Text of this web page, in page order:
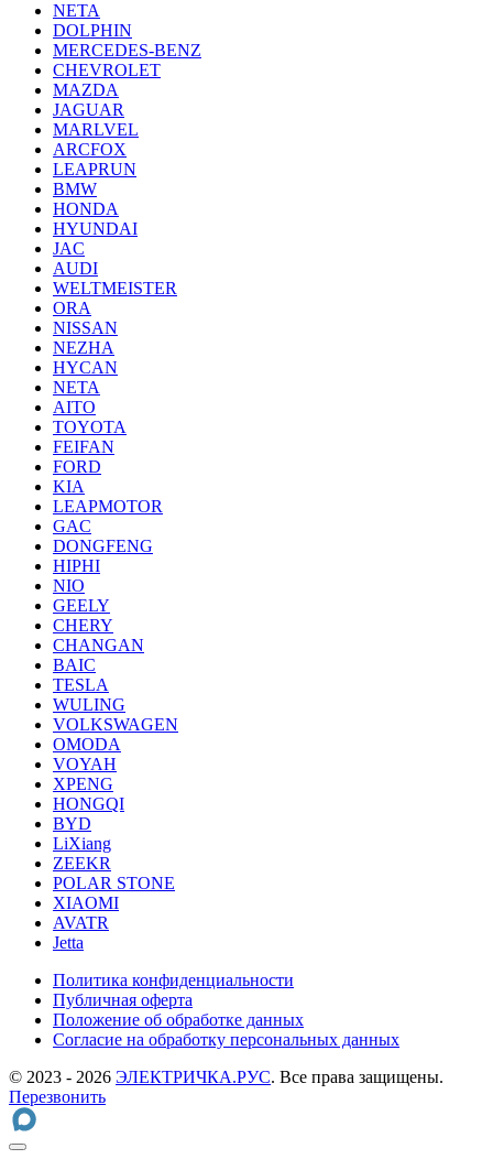
NETA
DOLPHIN
MERCEDES-BENZ
CHEVROLET
MAZDA
JAGUAR
MARLVEL
ARCFOX
LEAPRUN
BMW
HONDA
HYUNDAI
JAC
AUDI
WELTMEISTER
ORA
NISSAN
NEZHA
HYCAN
NETA
AITO
TOYOTA
FEIFAN
FORD
KIA
LEAPMOTOR
GAC
DONGFENG
HIPHI
NIO
GEELY
CHERY
CHANGAN
BAIC
TESLA
WULING
VOLKSWAGEN
OMODA
VOYAH
XPENG
HONGQI
BYD
LiXiang
ZEEKR
POLAR STONE
XIAOMI
AVATR
Jetta
Политика конфиденциальности
Публичная оферта
Положение об обработке данных
Cогласие на обработку персональных данных
© 2023 - 2026 ЭЛЕКТРИЧКА.РУС. Все права защищены.
Перезвонить